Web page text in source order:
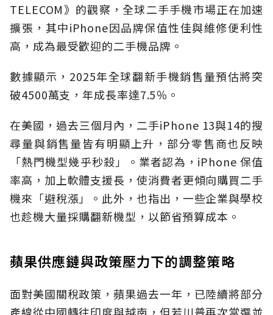
TELECOM》的觀察，全球二手手機市場正在加速
擴張，其中iPhone因品牌保值性佳與維修便利性
高，成為最受歡迎的二手機品牌。
數據顯示，2025年全球翻新手機銷售量預估將突
破4500萬支，年成長率達7.5％。
在美國，過去三個月內，二手iPhone 13與14的搜
尋量與銷售量皆有明顯上升，部分零售商也反映
「熱門機型幾乎秒殺」。業者認為，iPhone 保值
率高，加上軟體支援長，使消費者更傾向購買二手
機來「避稅漲」。此外，也指出，一些企業與學校
也趁機大量採購翻新機型，以節省預算成本。
蘋果供應鏈與政策壓力下的調整策略
面對美國關稅政策，蘋果過去一年，已陸續將部分
產線從中國轉往印度與越南，但若川普再次當選並